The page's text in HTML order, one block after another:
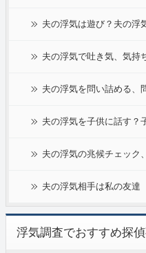
夫の浮気は遊び？夫の浮
夫の浮気で吐き気、気持
夫の浮気を問い詰める、
夫の浮気を子供に話す？
夫の浮気の兆候チェック
夫の浮気相手は私の友達
浮気調査でおすすめ探